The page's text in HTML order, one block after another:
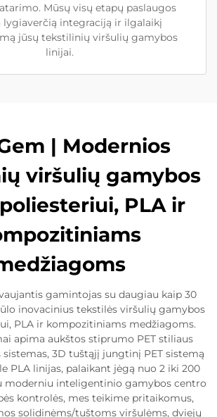
Mūsų visų etapų paslaugos
lygiaverčią integraciją ir ilgalaikį
jūsų tekstilinių viršulių gamybos
linijai.
| Modernios
viršulių gamybos
PLA ir
gamintojas su daugiau kaip 30
inovacinius tekstilės viršulių gamybos
PLA ir kompozitiniams medžiagoms.
apima aukštos stiprumo PET stiliaus
3D tuštąjį jungtinį PET sistemą
PLA linijas, palaikant jėgą nuo 2 iki 200
moderniu inteligentinio gamybos centro
kontrolės, mes teikime pritaikomus,
solidinėms/tuštoms viršulėms, dviejų